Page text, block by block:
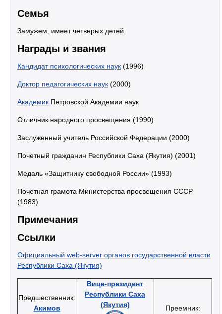
Семья
Замужем, имеет четверых детей.
Награды и звания
Кандидат психологических наук (1996)
Доктор педагогических наук (2000)
Академик Петровской Академии наук
Отличник народного просвещения (1990)
Заслуженный учитель Российской Федерации (2000)
Почетный гражданин Республики Саха (Якутия) (2001)
Медаль «Защитнику свободной России» (1993)
Почетная грамота Министерства просвещения СССР
(1983)
Примечания
Ссылки
Официальный web-server органов государственной власти
Республики Саха (Якутия)
Предшественник:
Акимов
Вице-президент
Республики Саха
(Якутия)
Преемник: